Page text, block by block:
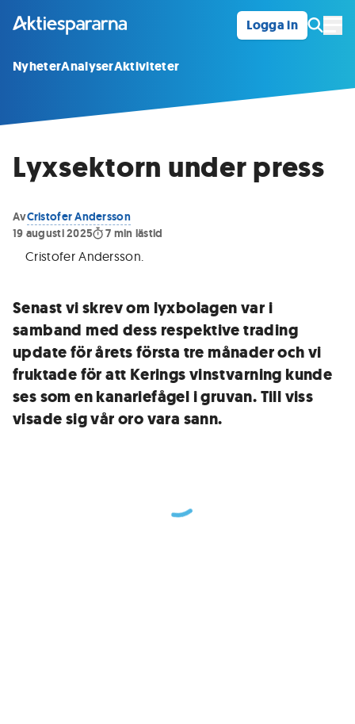
Logga in
NyheterAnalyserAktiviteter
Lyxsektorn under press
AvCristofer Andersson
19 augusti 2025
7 min lästid
Cristofer Andersson.
Senast vi skrev om lyxbolagen var i
samband med dess respektive trading
update för årets första tre månader och vi
fruktade för att Kerings vinstvarning kunde
ses som en kanariefågel i gruvan. Till viss
visade sig vår oro vara sann.